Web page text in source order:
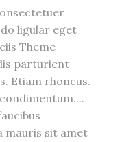
ligular eget
Theme
parturient
Etiam rhoncus.
mauris sit amet